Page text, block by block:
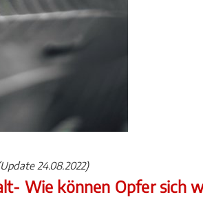
24.08.2022)
Wie können Opfer sich